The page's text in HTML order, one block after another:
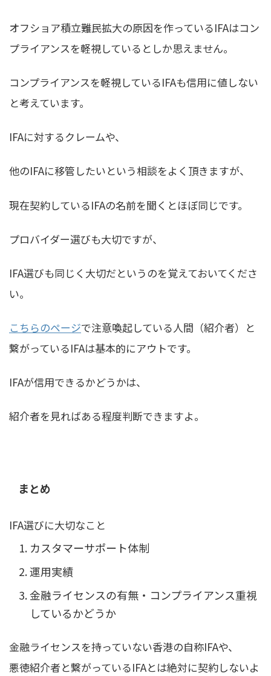
オフショア積立難民拡大の原因を作っているIFAはコン
プライアンスを軽視しているとしか思えません。
コンプライアンスを軽視しているIFAも信用に値しない
と考えています。
IFAに対するクレームや、
他のIFAに移管したいという相談をよく頂きますが、
現在契約しているIFAの名前を聞くとほぼ同じです。
プロバイダー選びも大切ですが、
IFA選びも同じく大切だというのを覚えておいてくださ
い。
こちらのページで注意喚起している人間（紹介者）と
繋がっているIFAは基本的にアウトです。
IFAが信用できるかどうかは、
紹介者を見ればある程度判断できますよ。
まとめ
IFA選びに大切なこと
カスタマーサポート体制
運用実績
金融ライセンスの有無・コンプライアンス重視
しているかどうか
金融ライセンスを持っていない香港の自称IFAや、
悪徳紹介者と繋がっているIFAとは絶対に契約しないよ